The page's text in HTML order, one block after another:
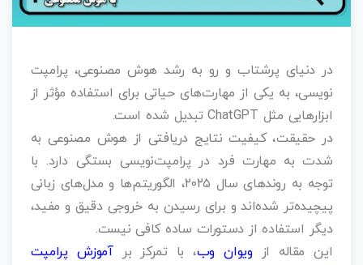
در دنیای پرشتاب و رو به رشد هوش مصنوعی، پرامپت
نویسی، به یکی از مهارت‌های حیاتی برای استفاده مؤثر از
ابزارهایی مثل ChatGPT تبدیل شده است.
در حقیقت، کیفیت نتایج دریافتی از هوش مصنوعی به
شدت به مهارت فرد در پرامپت‌نویسی بستگی دارد. با
توجه به روندهای سال ۲۰۲۵، الگوریتم‌ها و مدل‌های زبانی
پیچیده‌تر شده‌اند و برای رسیدن به خروجی دقیق و مفید،
دیگر استفاده از دستورات ساده کافی نیست.
این مقاله از ویوان وب، با تمرکز برآموزش پرامپت